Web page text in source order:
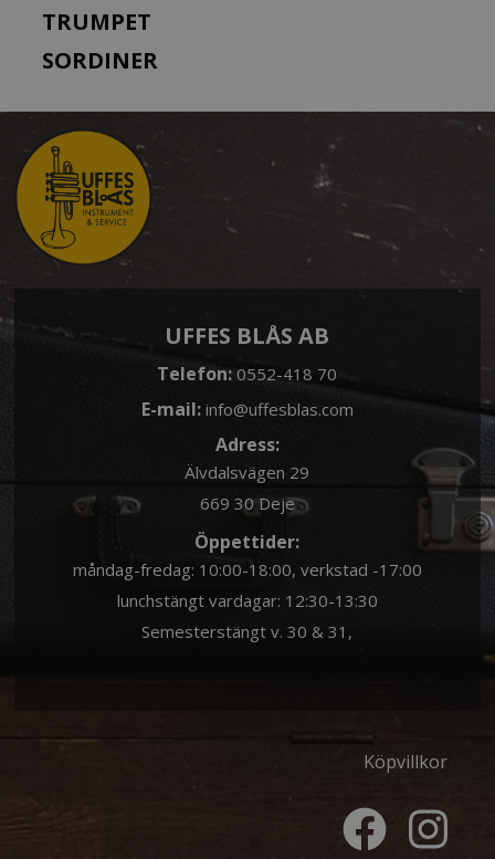
TRUMPET
SORDINER
UFFES BLÅS AB
Telefon:0552-418 70
E-mail: info@uffesblas.com
Adress:
Älvdalsvägen 29
669 30 Deje
Öppettider:
måndag-fredag: 10:00-18:00, verkstad -17:00
lunchstängt vardagar: 12:30-13:30
Semesterstängt v. 30 & 31,
Köpvillkor